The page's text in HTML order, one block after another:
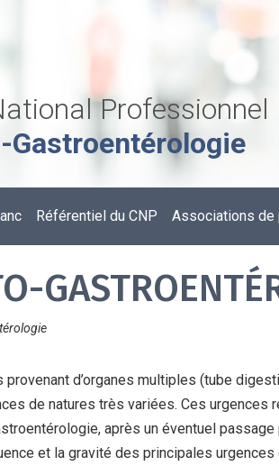
Professionnel
Gastroentérologie
Référentiel du CNP Associations de
d’organes multiples (tube
de natures très variées. Ces urgences
après un éventuel
et la gravité des principales